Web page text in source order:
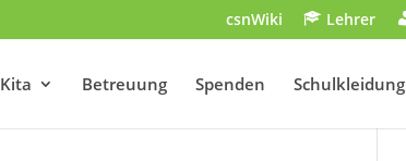
csnWiki Lehrer
Kita Betreuung Spenden Schulkleidung